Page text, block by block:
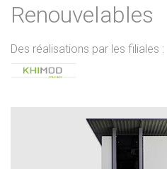
Renouvelables
Des réalisations par les filiales :